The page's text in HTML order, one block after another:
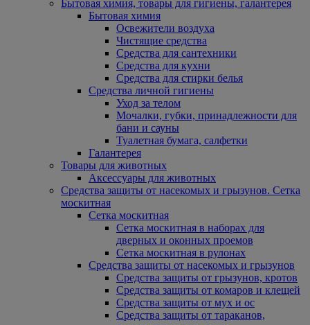
Бытовая химия, товары для гигиены, галантерея
Бытовая химия
Освежители воздуха
Чистящие средства
Средства для сантехники
Средства для кухни
Средства для стирки белья
Средства личной гигиены
Уход за телом
Мочалки, губки, принадлежности для
бани и сауны
Туалетная бумага, салфетки
Галантерея
Товары для животных
Аксессуары для животных
Средства защиты от насекомых и грызунов. Сетка
москитная
Сетка москитная
Сетка москитная в наборах для
дверных и оконных проемов
Сетка москитная в рулонах
Средства защиты от насекомых и грызунов
Средства защиты от грызунов, кротов
Средства защиты от комаров и клещей
Средства защиты от мух и ос
Средства защиты от тараканов,